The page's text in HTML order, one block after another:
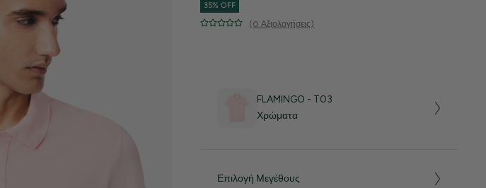
35% OFF
(0 Αξιολογήσεις)
FLAMINGO - T03
Χρώματα
Επιλογή Μεγέθους